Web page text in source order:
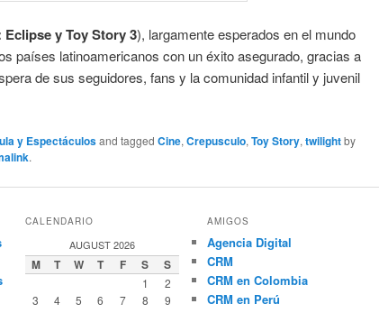
y Toy Story 3), largamente esperados en el mundo
países latinoamericanos con un éxito asegurado, gracias a
de sus seguidores, fans y la comunidad infantil y juvenil
y Espectáculosand taggedCine,Crepusculo,Toy Story,twilightby
.
CALENDARIO
AUGUST 2026
M T W T F S S
1
2
3
4 5 6 7 8
9
AMIGOS
Agencia Digital
CRM
CRM en Colombia
CRM en Perú